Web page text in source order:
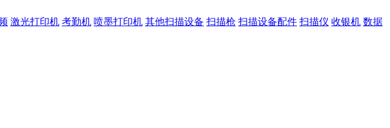
激光打印机 考勤机 喷墨打印机 其他扫描设备 扫描枪 扫描设备配件 扫描仪 收银机 数据